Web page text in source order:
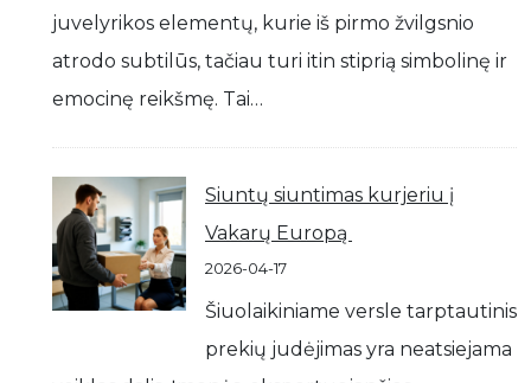
juvelyrikos elementų, kurie iš pirmo žvilgsnio
atrodo subtilūs, tačiau turi itin stiprią simbolinę ir
emocinę reikšmę. Tai…
Siuntų siuntimas kurjeriu į
Vakarų Europą
2026-04-17
Šiuolaikiniame versle tarptautinis
prekių judėjimas yra neatsiejama